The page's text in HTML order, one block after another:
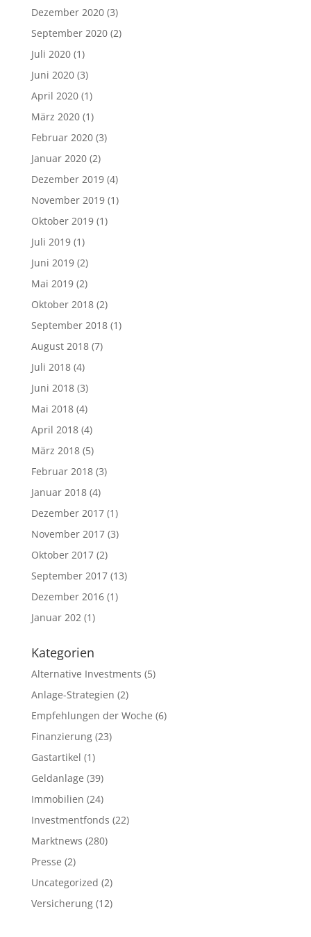
Dezember 2020(3)
September 2020(2)
Juli 2020(1)
Juni 2020(3)
April 2020(1)
März 2020(1)
Februar 2020(3)
Januar 2020(2)
Dezember 2019(4)
November 2019(1)
Oktober 2019(1)
Juli 2019(1)
Juni 2019(2)
Mai 2019(2)
Oktober 2018(2)
September 2018(1)
August 2018(7)
Juli 2018(4)
Juni 2018(3)
Mai 2018(4)
April 2018(4)
März 2018(5)
Februar 2018(3)
Januar 2018(4)
Dezember 2017(1)
November 2017(3)
Oktober 2017(2)
September 2017(13)
Dezember 2016(1)
Januar 202(1)
Kategorien
Alternative Investments (5)
Anlage-Strategien (2)
Empfehlungen der Woche (6)
Finanzierung(23)
Gastartikel (1)
Geldanlage (39)
Immobilien (24)
Investmentfonds (22)
Marktnews (280)
Presse (2)
Uncategorized (2)
Versicherung(12)